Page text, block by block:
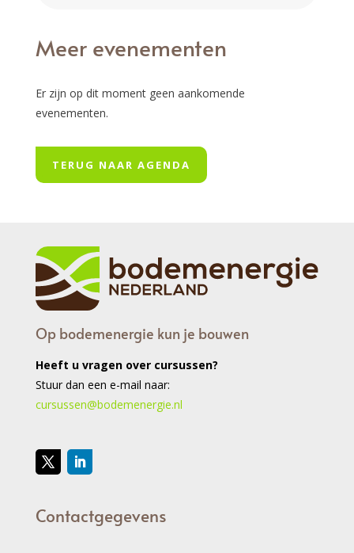
Meer evenementen
Er zijn op dit moment geen aankomende
evenementen.
TERUG NAAR AGENDA
Op bodemenergie kun je bouwen
Heeft u vragen over cursussen?
Stuur dan een e-mail naar:
cursussen@bodemenergie.nl
Contactgegevens